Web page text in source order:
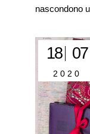
nascondono
18 07
2020